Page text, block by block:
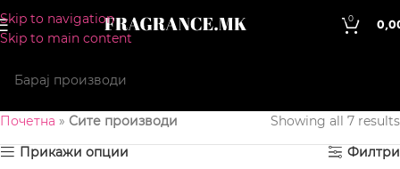
Skip to navigation
Skip to main content
0
Почетна » Сите производи
Showing all 7 results
Прикажи опции
Филтри